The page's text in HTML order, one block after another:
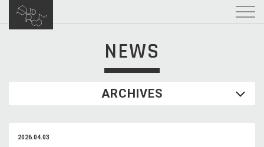
NEWS
ARCHIVES
2026.04.03